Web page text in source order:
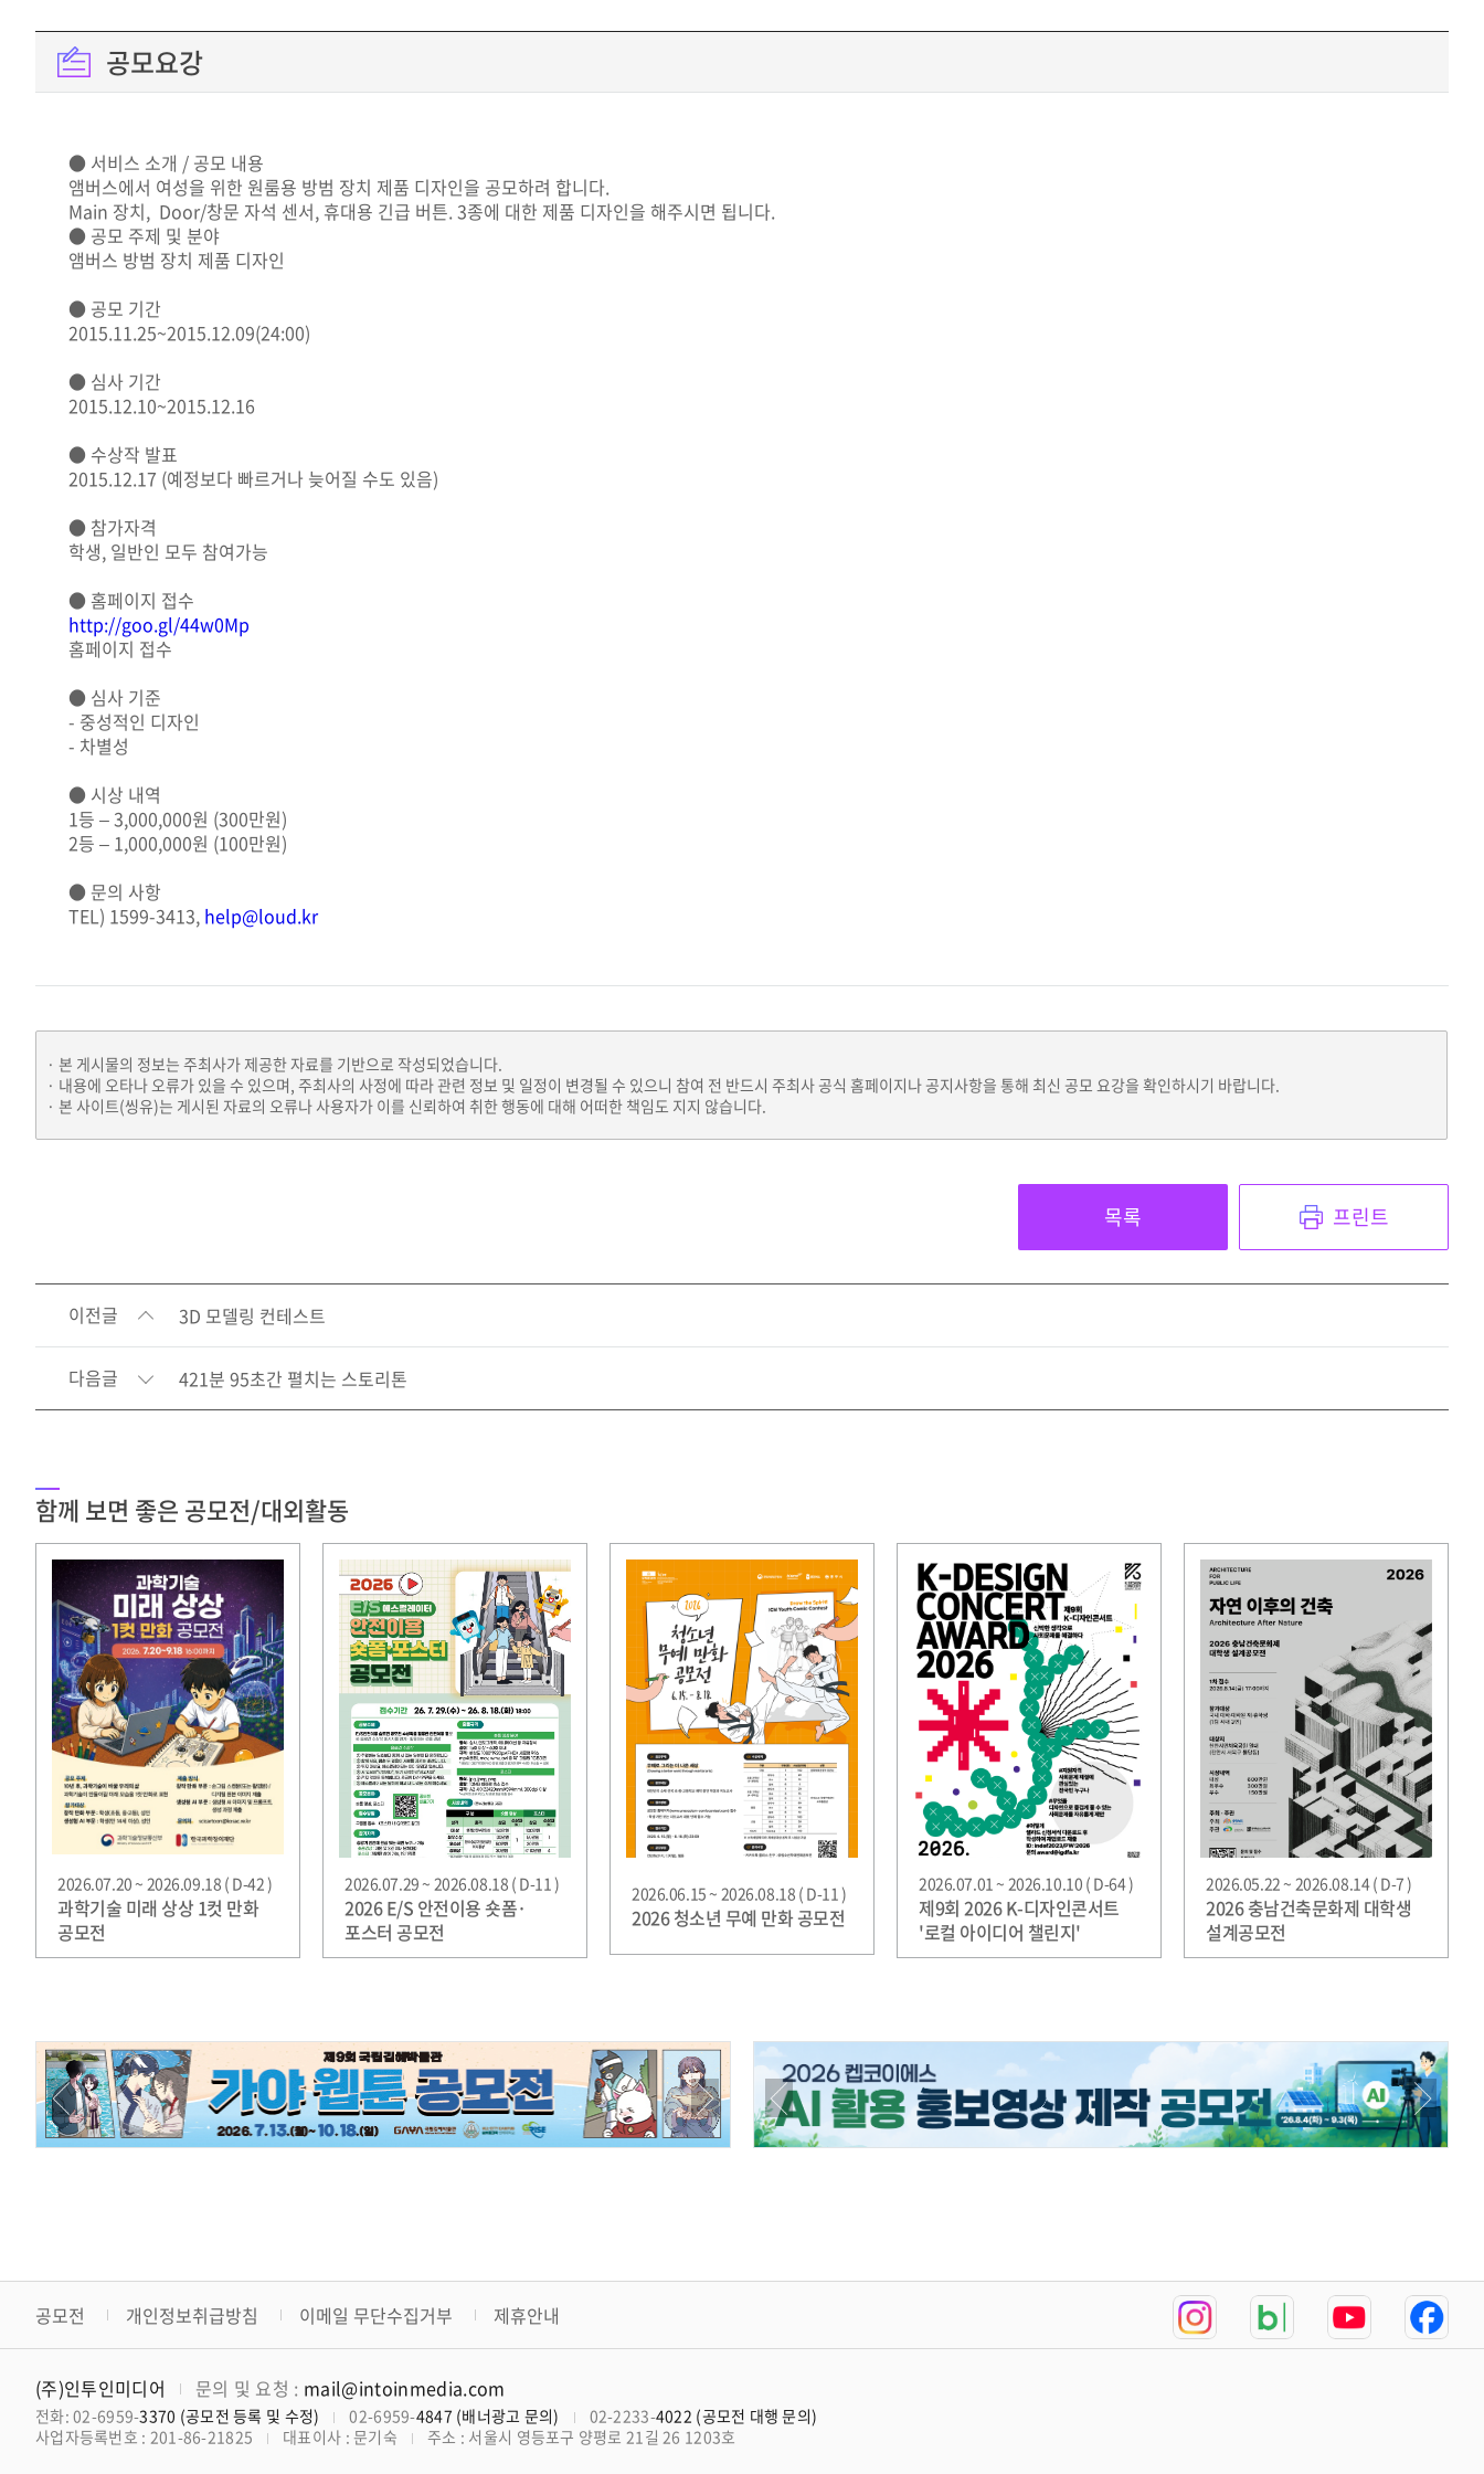
공모요강
● 서비스 소개 / 공모 내용
앰버스에서 여성을 위한 원룸용 방범 장치 제품 디자인을 공모하려 합니다.
Main 장치, Door/창문 자석 센서, 휴대용 긴급 버튼. 3종에 대한 제품 디자인을 해주시면 됩니다.
● 공모 주제 및 분야
앰버스 방범 장치 제품 디자인
● 공모 기간
2015.11.25~2015.12.09(24:00)
● 심사 기간
2015.12.10~2015.12.16
● 수상작 발표
2015.12.17 (예정보다 빠르거나 늦어질 수도 있음)
● 참가자격
학생, 일반인 모두 참여가능
● 홈페이지 접수
http://goo.gl/44w0Mp
홈페이지 접수
● 심사 기준
- 중성적인 디자인
- 차별성
● 시상 내역
1등 – 3,000,000원 (300만원)
2등 – 1,000,000원 (100만원)
● 문의 사항
TEL) 1599-3413, help@loud.kr
본 게시물의 정보는 주최사가 제공한 자료를 기반으로 작성되었습니다.
내용에 오타나 오류가 있을 수 있으며, 주최사의 사정에 따라 관련 정보 및 일정이 변경될 수 있으니 참여 전 반드시 주최사 공식 홈페이지나 공지사항을 통해 최신 공모 요강을 확인하시기 바랍니다.
본 사이트(씽유)는 게시된 자료의 오류나 사용자가 이를 신뢰하여 취한 행동에 대해 어떠한 책임도 지지 않습니다.
목록 프린트
이전글 3D 모델링 컨테스트
다음글 421분 95초간 펼치는 스토리톤
함께 보면 좋은 공모전/대외활동
2026.07.20 ~ 2026.09.18 ( D-42 )
과학기술 미래 상상 1컷 만화
공모전
2026.07.29 ~ 2026.08.18 ( D-11 )
2026 E/S 안전이용 숏폼·
포스터 공모전
2026.06.15 ~ 2026.08.18 ( D-11 )
2026 청소년 무예 만화 공모전
2026.07.01 ~ 2026.10.10 ( D-64 )
제9회 2026 K-디자인콘서트
'로컬 아이디어 챌린지'
2026.05.22 ~ 2026.08.14 ( D-7 )
2026 충남건축문화제 대학생
설계공모전
공모전 개인정보취급방침 이메일 무단수집거부 제휴안내
(주)인투인미디어 문의 및 요청 : mail@intoinmedia.com
전화: 02-6959-3370 (공모전 등록 및 수정) 02-6959-4847 (배너광고 문의) 02-2233-4022 (공모전 대행 문의)
사업자등록번호 : 201-86-21825
대표이사 : 문기숙 주소 : 서울시 영등포구 양평로 21길 26 1203호